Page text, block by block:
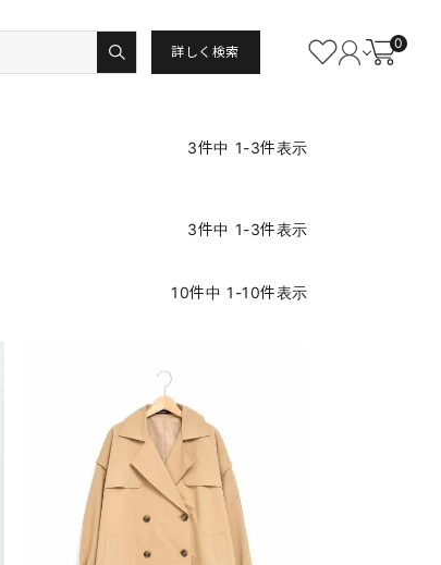
詳しく検索
0
3件中 1-3件表示
3件中 1-3件表示
10件中 1 -10件表示